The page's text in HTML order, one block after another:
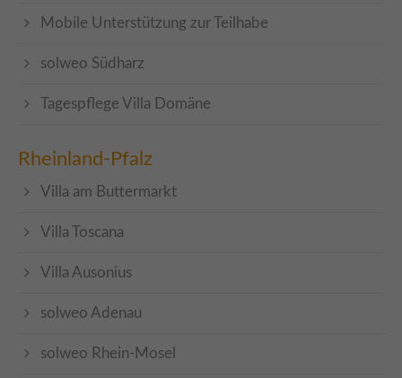
Mobile Unterstützung zur Teilhabe
solweo Südharz
Tagespflege Villa Domäne
Rheinland-Pfalz
Villa am Buttermarkt
Villa Toscana
Villa Ausonius
solweo Adenau
solweo Rhein-Mosel